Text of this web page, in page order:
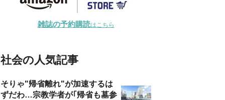
雑誌の予約購読はこちら
社会の人気記事
そりゃ"帰省離れ"が加速するは
ずだわ…宗教学者が｢帰省も墓参